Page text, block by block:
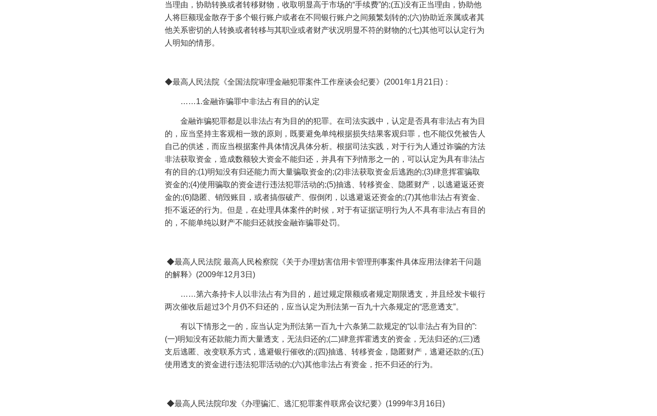
当理由，协助转换或者转移财物，收取明显高于市场的“手续费”的;(五)没有正当理由，协助他
人将巨额现金散存于多个银行账户或者在不同银行账户之间频繁划转的;(六)协助近亲属或者其
他关系密切的人转换或者转移与其职业或者财产状况明显不符的财物的;(七)其他可以认定行为
人明知的情形。
◆最高人民法院《全国法院审理金融犯罪案件工作座谈会纪要》 (2001年1 月 21 日 ) ：
……1.金融诈骗罪中非法占有目的的认定
金融诈骗犯罪都是以非法占有为目的的犯罪。在司法实践中，认定是否具有非法占有为目
的，应当坚持主客观相一致的原则，既要避免单纯根据损失结果客观归罪，也不能仅凭被告人
自己的供述，而应当根据案件具体情况具体分析。根据司法实践，对于行为人通过诈骗的方法
非法获取资金，造成数额较大资金不能归还，并具有下列情形之一的，可以认定为具有非法占
有的目的:(1)明知没有归还能力而大量骗取资金的;(2)非法获取资金后逃跑的;(3)肆意挥霍骗取
资金的;(4)使用骗取的资金进行违法犯罪活动的;(5)抽逃、转移资金、隐匿财产，以逃避返还资
金的;(6)隐匿、销毁账目，或者搞假破产、假倒闭，以逃避返还资金的;(7)其他非法占有资金、
拒不返还的行为。但是，在处理具体案件的时候，对于有证据证明行为人不具有非法占有目的
的，不能单纯以财产不能归还就按金融诈骗罪处罚。
◆最高人民法院 最高人民检察院《关于办理妨害信用卡管理刑事案件具体应用法律若干问题
的解释》 (2009年12 月 3日 )
……第六条持卡人以非法占有为目的，超过规定限额或者规定期限透支，并且经发卡银行
两次催收后超过3个月仍不归还的，应当认定为刑法第一百九十六条规定的“恶意透支”。
有以下情形之一的，应当认定为刑法第一百九十六条第二款规定的“以非法占有为目的”:
(一)明知没有还款能力而大量透支，无法归还的;(二)肆意挥霍透支的资金，无法归还的;(三)透
支后逃匿、改变联系方式，逃避银行催收的;(四)抽逃、转移资金，隐匿财产，逃避还款的;(五)
使用透支的资金进行违法犯罪活动的;(六)其他非法占有资金，拒不归还的行为。
◆最高人民法院印发《办理骗汇、逃汇犯罪案件联席会议纪要》 (1999年3月 16日 )